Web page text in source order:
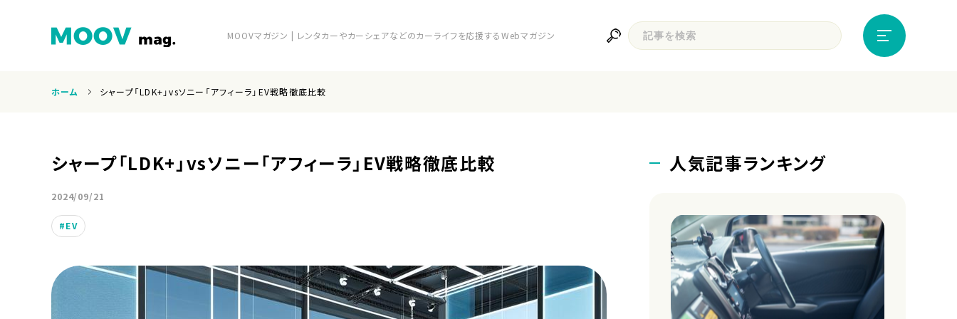
MOOVマガジン | レンタカーやカーシェアなどのカーライフを応援するWebマガジン
ホーム
運営会社
ホーム シャープ「LDK+」vsソニー「アフィーラ」EV戦略徹底比較
シャープ「LDK+」vsソニー「アフィーラ」EV戦略徹底比較
2024/09/21
EV
人気記事ランキング